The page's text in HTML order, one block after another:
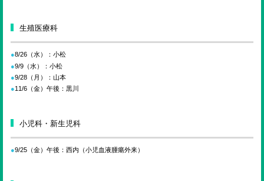
生殖医療科
8/26（水）：小松
9/9（水）：小松
9/28（月）：山本
11/6（金）午後：黒川
小児科・新生児科
9/25（金）午後：西内（小児血液腫瘍外来）